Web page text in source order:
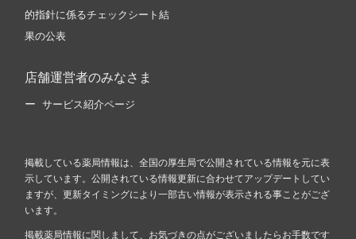
的指針に係るチェックシート結
果の公表
店舗運営者のみなさま
サービス紹介ページ
掲載している薬局情報は、全国の厚生局で公開されている情報を元に表
示しています。公開されている情報更新に合わせてアップデートしてい
ますが、更新タイミングにより一部古い情報が表示される事ことがござ
います。
掲載薬局情報に関しまして、お気づきの点がございましたらお手数です